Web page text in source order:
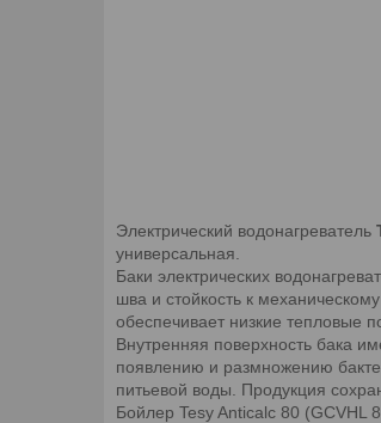
Электрический водонагреватель
универсальная.
Баки электрических
шва и стойкость к
обеспечивает низкие тепловые
Внутренняя поверхность бака
появлению и размножению
питьевой воды. Продукция
Бойлер Tesy Anticalc 80